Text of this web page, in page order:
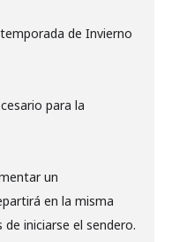
de Invierno
para la
un
en la misma
iniciarse el sendero.